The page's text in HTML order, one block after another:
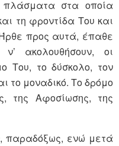
πλάσματα στα οποία
τη φροντίδα Του και
προς αυτά, έπαθε
ακολουθήσουν, οι
Του, το δύσκολο, τον
το μοναδικό. Το δρόμο
της Αφοσίωσης, της
παραδόξως, ενώ μετά